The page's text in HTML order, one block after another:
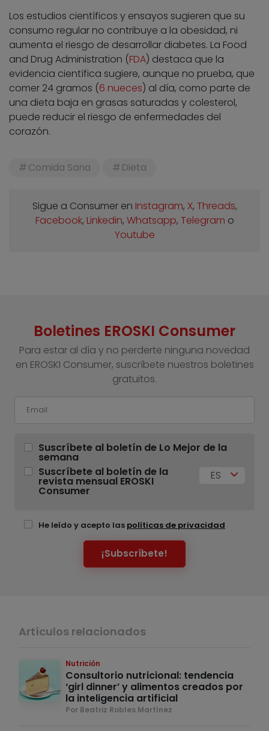
Los estudios científicos y ensayos sugieren que su
consumo regular no contribuye a la obesidad, ni
aumenta el riesgo de desarrollar diabetes. La Food
and Drug Administration (FDA) destaca que la
evidencia científica sugiere, aunque no prueba, que
comer 24 gramos (6 nueces) al día, como parte de
una dieta baja en grasas saturadas y colesterol,
puede reducir el riesgo de enfermedades del
corazón.
Comida Sana Dieta
Sigue a Consumer en Instagram, X, Threads,
Facebook, Linkedin, Whatsapp, Telegram o
Youtube
Boletines EROSKI Consumer
Para estar al día y no perderte ninguna novedad
en EROSKI Consumer, suscríbete nuestros boletines
gratuitos.
Suscríbete al boletín de Lo Mejor de la
semana
Suscríbete al boletín de la
revista mensual EROSKI
Consumer
ES
He leído y acepto las políticas de privacidad
¡Subscríbete!
Artículos relacionados
Nutrición
Consultorio nutricional: tendencia
‘girl dinner’ y alimentos creados por
la inteligencia artificial
Por Beatriz Robles Martínez